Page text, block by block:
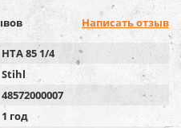
Написать отзыв
HTA 85 1/4
Stihl
48572000007
1 год